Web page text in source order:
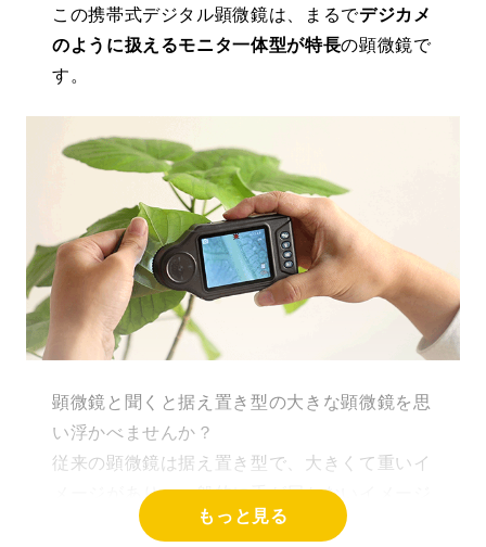
この携帯式デジタル顕微鏡は、まるでデジカメ
のように扱えるモニタ一体型が特長の顕微鏡で
す。
顕微鏡と聞くと据え置き型の大きな顕微鏡を思
い浮かべませんか？
従来の顕微鏡は据え置き型で、大きくて重いイ
メージがあり、一般的に手が届かないイメージ
がありますよね。
もっと見る